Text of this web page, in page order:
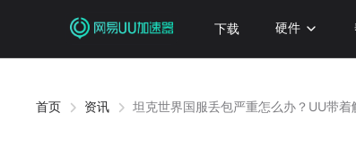
下载 硬件
首页 资讯 坦克世界国服丢包严重怎么办？UU带着